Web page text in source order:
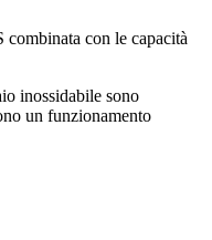
con le capacità
inossidabile sono
un funzionamento